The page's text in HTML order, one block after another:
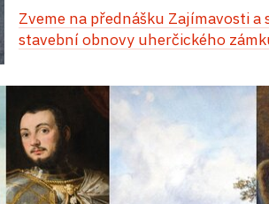
24. srpna,zámek Opočno
italskou a neapolskou malbu
Zveme na přednášku Zajímavosti a
stavební obnovy uherčického